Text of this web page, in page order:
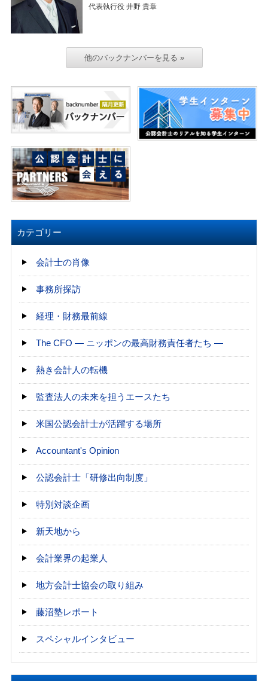
代表執行役 井野 貴章
他のバックナンバーを見る »
カテゴリー
会計士の肖像
事務所探訪
経理・財務最前線
The CFO ― ニッポンの最高財務責任者たち ―
熱き会計人の転機
監査法人の未来を担うエースたち
米国公認会計士が活躍する場所
Accountant's Opinion
公認会計士「研修出向制度」
特別対談企画
新天地から
会計業界の起業人
地方会計士協会の取り組み
藤沼塾レポート
スペシャルインタビュー